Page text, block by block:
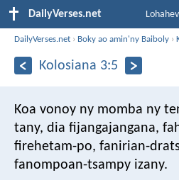
DailyVerses.net
DailyVerses.net › Boky ao amin'ny Baiboly ›
Kolosiana 3:5
Koa vonoy ny momba ny
tany, dia fijangajangana,
firehetam-po, fanirian-
fanompoan-tsampy izany.